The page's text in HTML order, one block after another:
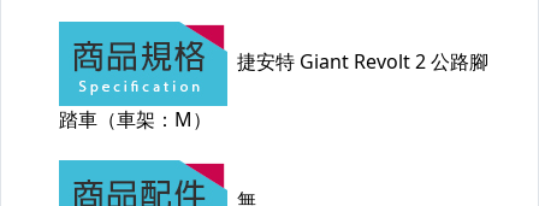
【二手/中古】空拍機
【收購/買賣】禮券
【競標起標】標多少賣多少